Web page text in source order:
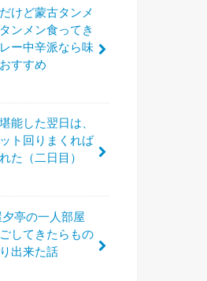
けど蒙古タンメ
ンメン食ってき
ー中辛派なら味
すすめ
能した翌日は、
ト回りまくれば
た（二日目）
亭の一人部屋
してきたらもの
出来た話